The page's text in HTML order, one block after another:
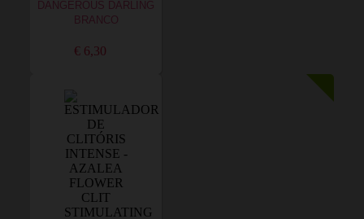
DANGEROUS DARLING
BRANCO
€ 6,30